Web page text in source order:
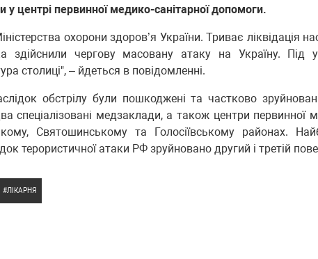
у центрі первинної медико-санітарної допомоги.
охорони здоров’я України. Триває ліквідація
здійснили чергову масовану атаку на Україну. Під
столиці", – йдеться в повідомленні.
обстрілу були пошкоджені та частково
спеціалізовані медзаклади, а також центри первинної
Святошинському та Голосіївському районах.
терористичної атаки РФ зруйновано другий і третій
ЛІКАРНЯ